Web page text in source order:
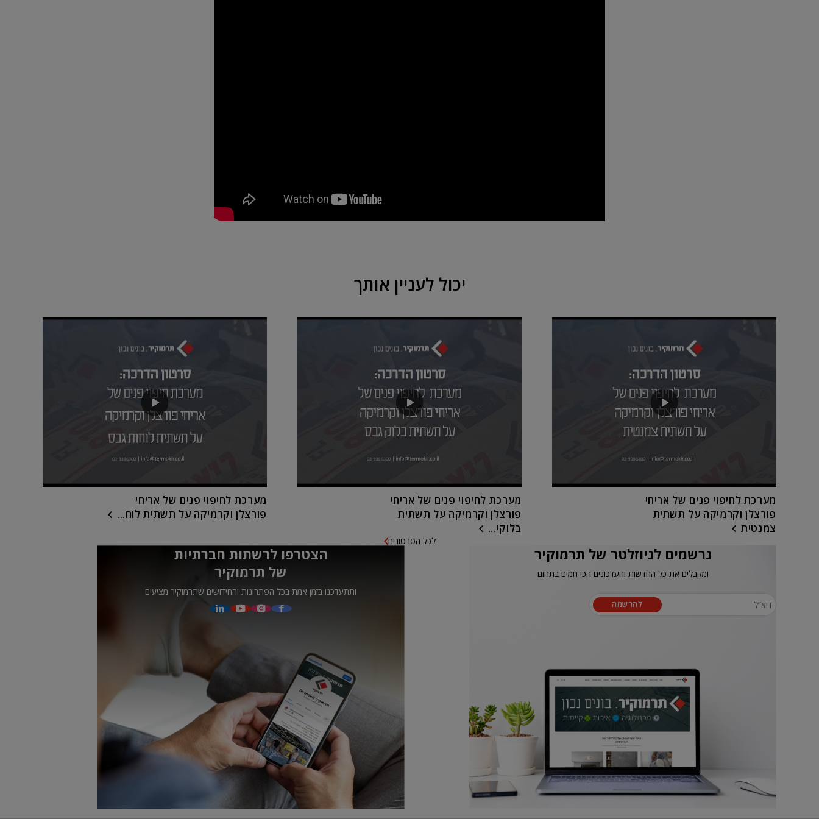
יכול לעניין אותך
מערכת לחיפוי פנים של אריחי
פורצלן וקרמיקה על תשתית
צמנטית
מערכת לחיפוי פנים של אריחי
פורצלן וקרמיקה על תשתית
בלוקי...
מערכת לחיפוי פנים של אריחי
פורצלן וקרמיקה על תשתית לוח...
לכל הסרטונים
נרשמים לניוזלטר של תרמוקיר
ומקבלים את כל החדשות והעדכונים הכי חמים בתחום
להרשמה
הצטרפו לרשתות חברתיות
של תרמוקיר
ותתעדכנו בזמן אמת בכל הפתרונות והחידושים שתרמוקיר מציעים